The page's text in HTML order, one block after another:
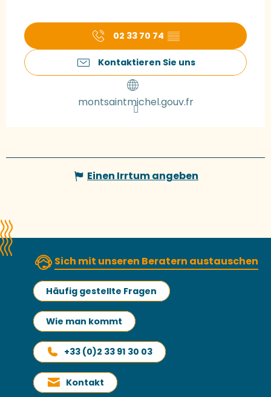
02 33 70 74 ▒▒
Kontaktieren Sie uns
montsaintmichel.gouv.fr
Einen Irrtum angeben
Sich mit unseren Beratern austauschen
Häufig gestellte Fragen
Wie man kommt
+33 (0)2 33 91 30 03
Kontakt